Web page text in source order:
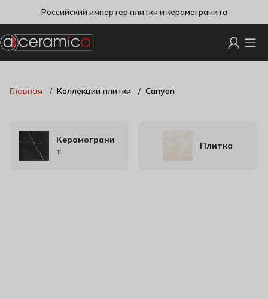
Российский импортер плитки и керамогранита
Главная Коллекции плитки Canyon
Керамограни
т
Плитка